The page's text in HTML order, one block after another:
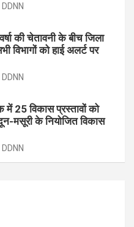
DDNN
की चेतावनी के बीच जिला
विभागों को हाई अलर्ट पर
DDNN
में 25 विकास प्रस्तावों को
मसूरी के नियोजित विकास
DDNN